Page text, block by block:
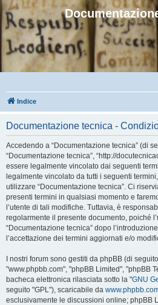
Indice
Documentazione tecnica -
Accedendo a “Documentazione tecnica” (di
“Documentazione tecnica”, “http://
essere legalmente vincolato dai seguenti
legalmente vincolato da tutti i seguenti
utilizzare “Documentazione tecnica”. Ci
presenti termini in qualsiasi momento e
l’utente di tali modifiche. Tuttavia, è
regolarmente il presente documento, poiché
“Documentazione tecnica” dopo
l’accettazione dei termini aggiornati e/o
I nostri forum sono gestiti da phpBB (di
"www.phpbb.com", "phpBB Limited", "phpBB
bacheca elettronica rilasciata sotto la "GNU
seguito "GPL"), scaricabile da
esclusivamente le discussioni online; phpBB